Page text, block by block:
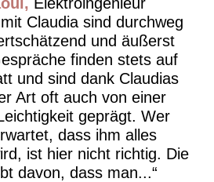
Claudia sind durchweg
und äußerst
finden stets auf
und sind dank Claudias
Art oft auch von einer
geprägt. Wer
dass ihm alles
ist hier nicht richtig. Die
davon, dass man...